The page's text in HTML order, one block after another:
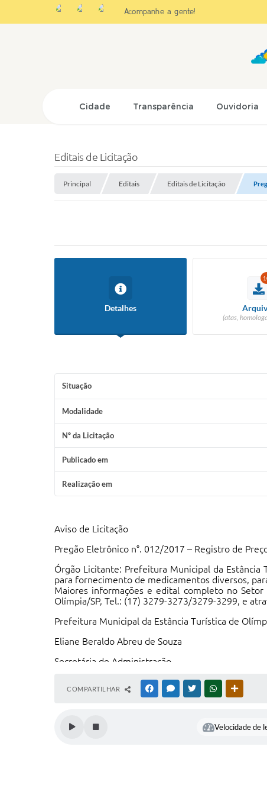
Acompanhe a gente!
Cidade Transparência Ouvidoria
Editais de Licitação
Principal Editais Editais de Licitação
Detalhes
(atas,
Situação
Modalidade
Nº da Licitação
Publicado em
Realização em
Aviso de Licitação
Pregão Eletrônico n°. 012/2017 – Registro de
Órgão Licitante: Prefeitura Municipal da Estância
para fornecimento de medicamentos diversos,
Maiores informações e edital completo no
Olímpia/SP, Tel.: (17) 3279-3273/3279-3299, e
Prefeitura Municipal da Estância Turística de
Eliane Beraldo Abreu de Souza
Secretária de Administração
COMPARTILHAR FACEBOOKMESSENGER
TWITTERWHATSAPP
Velocidade de